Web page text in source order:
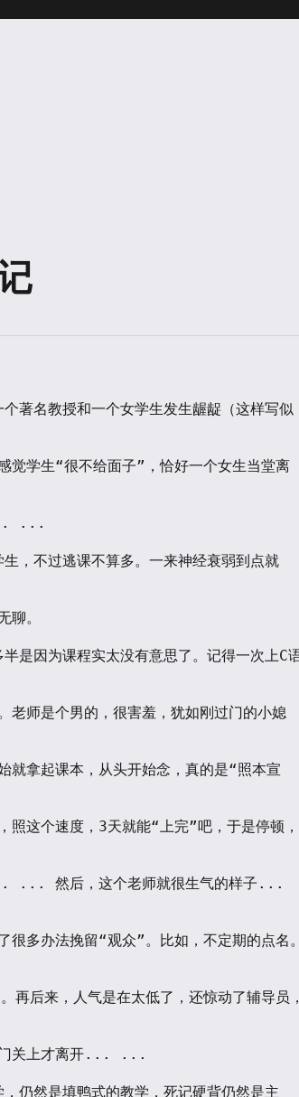
觉学生“很不给面子”，恰好一个女生当堂离
... ...
聊。
老师是个男的，很害羞，犹如刚过门的小媳
就拿起课本，从头开始念，真的是“照本宣
照这个速度，3天就能“上完”吧，于是停顿，
... 然后，这个老师就很生气的样子...
很多办法挽留“观众”。比如，不定期的点名。
再后来，人气是在太低了，还惊动了辅导员，
门关上才离开... ...